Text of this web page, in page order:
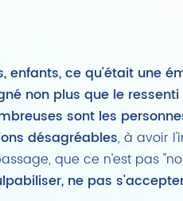
enfants, ce qu'était une
non plus que le
sont les
désagréables, à avoir
que ce n'est pas
ne pas